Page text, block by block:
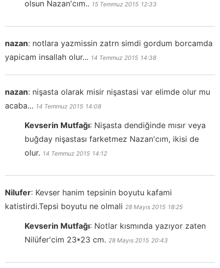
olsun Nazan'cım.. 15 Temmuz 2015 12:33
nazan: notlara yazmissin zatrn simdi gordum borcamda
yapicam insallah olur... 14 Temmuz 2015 14:38
nazan: nişasta olarak misir nişastasi var elimde olur mu
acaba... 14 Temmuz 2015 14:08
Kevserin Mutfağı: Nişasta dendiğinde mısır veya
buğday nişastası farketmez Nazan'cım, ikisi de
olur. 14 Temmuz 2015 14:12
Nilufer: Kevser hanim tepsinin boyutu kafami
katistirdi.Tepsi boyutu ne olmali 28 Mayıs 2015 18:25
Kevserin Mutfağı: Notlar kısmında yazıyor zaten
Nilüfer'cim 23*23 cm. 28 Mayıs 2015 20:43